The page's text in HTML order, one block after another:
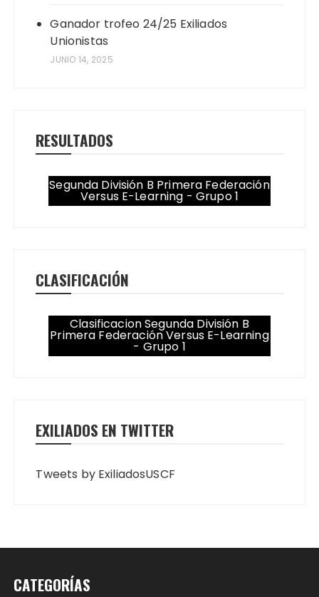
Ganador trofeo 24/25 Exiliados
Unionistas
JUNIO 14, 2025
RESULTADOS
Segunda División B Primera Federación
Versus E-Learning - Grupo 1
CLASIFICACIÓN
Clasificacion Segunda División B
Primera Federación Versus E-Learning
- Grupo 1
EXILIADOS EN TWITTER
Tweets by ExiliadosUSCF
CATEGORÍAS